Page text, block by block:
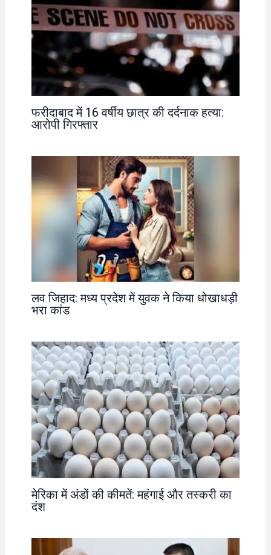
फरीदाबाद में 16 वर्षीय छात्र की दर्दनाक हत्या:
आरोपी गिरफ्तार
लव जिहाद: मध्य प्रदेश में युवक ने किया धोखाधड़ी
भरा कांड
मेरिका में अंडों की कीमतें: महंगाई और तस्करी का
दंश